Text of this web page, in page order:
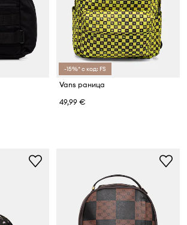
-15%* с код: FS
Vans раница
49,99 €